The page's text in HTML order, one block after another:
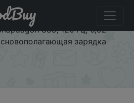
$2/199 Смартфон OnePlus
прошивка, многоязычная
888, 120 Гц, 6,62
зарядка